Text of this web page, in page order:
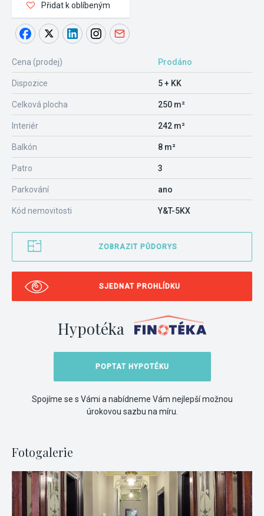
Přidat k oblíbeným
Cena (prodej) Prodáno
Dispozice 5 + KK
Celková plocha 250 m²
Interiér 242 m²
Balkón 8 m²
Patro 3
Parkování ano
Kód nemovitosti Y&T-5KX
ZOBRAZIT PŮDORYS
SJEDNAT PROHLÍDKU
Hypotéka
POPTAT HYPOTÉKU
Spojíme se s Vámi a nabídneme Vám nejlepší možnou
úrokovou sazbu na míru.
Fotogalerie